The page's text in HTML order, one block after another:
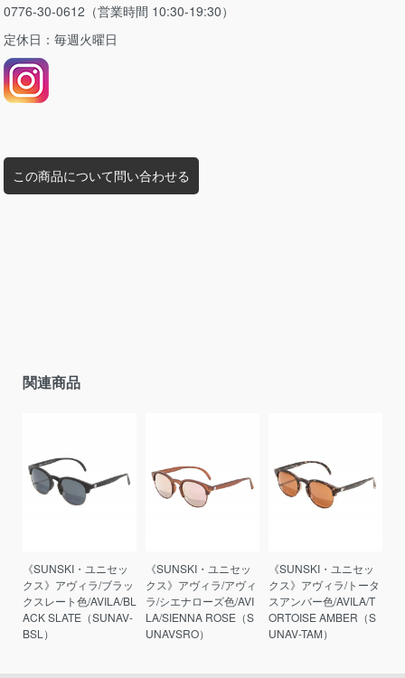
0776-30-0612（営業時間 10:30-19:30）
定休日：毎週火曜日
この商品について問い合わせる
関連商品
《SUNSKI・ユニセッ
クス》アヴィラ/ブラッ
クスレート色/AVILA/BL
ACK SLATE（SUNAV-
BSL）
《SUNSKI・ユニセッ
クス》アヴィラ/アヴィ
ラ/シエナローズ色/AVI
LA/SIENNA ROSE（S
UNAVSRO）
《SUNSKI・ユニセッ
クス》アヴィラ/トータ
スアンバー色/AVILA/T
ORTOISE AMBER（S
UNAV-TAM）